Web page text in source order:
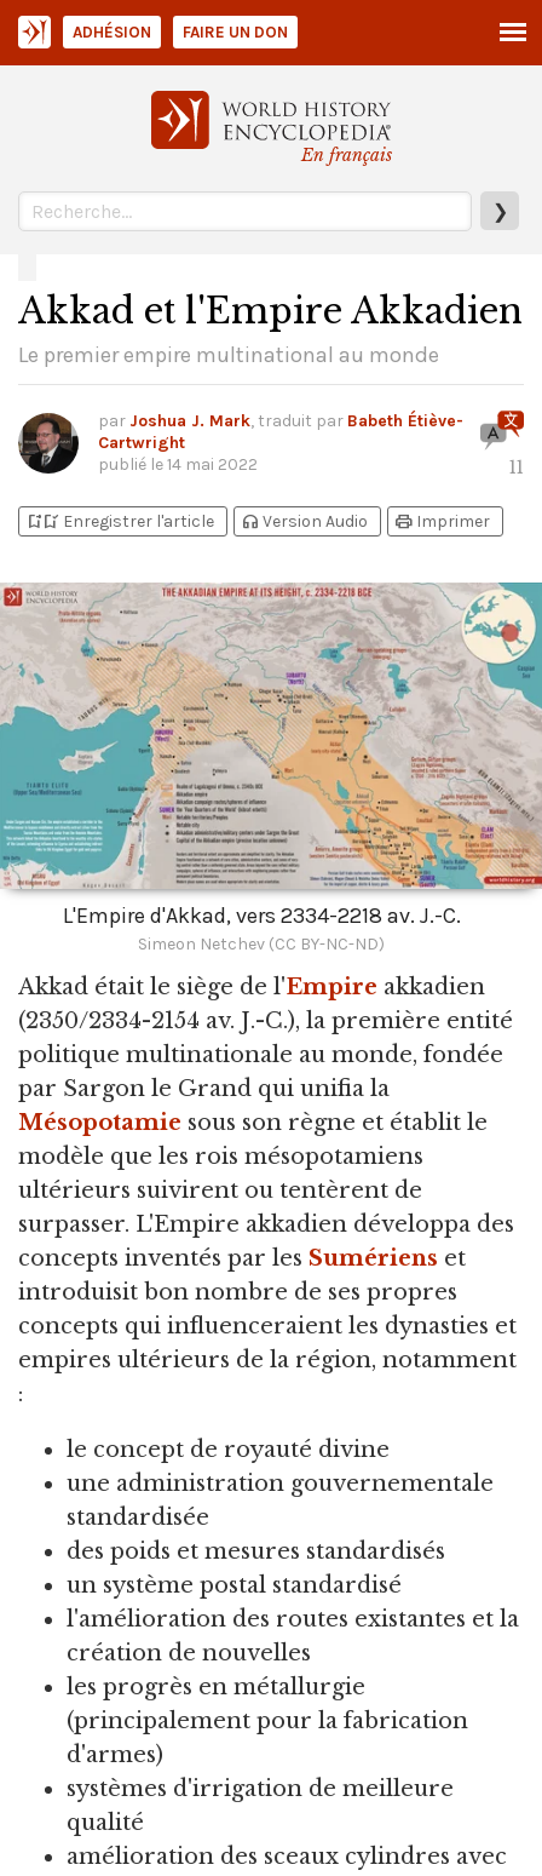
En français
❯
ADHÉSION FAIRE UN DON
Akkad et l'Empire Akkadien
Le premier empire multinational au monde
par Joshua J. Mark, traduit par Babeth Étiève-
Cartwright
publié le14 mai 2022 11
bookmark_addbookmark_added Enregistrer l'article headphones Version Audio print Imprimer
L'Empire d'Akkad, vers 2334-2218 av. J.-C.
Simeon Netchev (CC BY-NC-ND)
Akkad était le siège de l'Empire akkadien
(2350/2334-2154 av. J.-C.), la première entité
politique multinationale au monde, fondée
par Sargon le Grand qui unifia la
Mésopotamie sous son règne et établit le
modèle que les rois mésopotamiens
ultérieurs suivirent ou tentèrent de
surpasser. L'Empire akkadien développa des
concepts inventés par les Sumériens et
introduisit bon nombre de ses propres
concepts qui influenceraient les dynasties et
empires ultérieurs de la région, notamment
:
le concept de royauté divine
une administration gouvernementale
standardisée
des poids et mesures standardisés
un système postal standardisé
l'amélioration des routes existantes et la
création de nouvelles
les progrès en métallurgie
(principalement pour la fabrication
d'armes)
systèmes d'irrigation de meilleure
qualité
amélioration des sceaux cylindres avec